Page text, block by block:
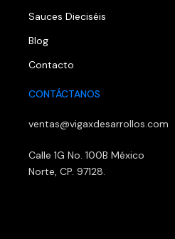
Sauces Dieciséis
Blog
Contacto
CONTÁCTANOS
ventas@vigaxdesarrollos.com
Calle 1G No. 100B México
Norte, CP. 97128.